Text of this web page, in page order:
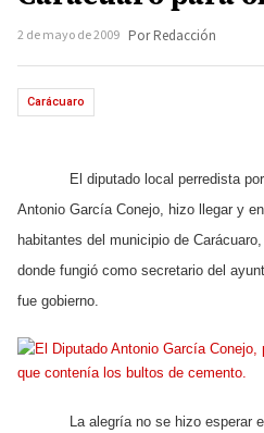
2 de mayo de 2009 Por Redacción
Carácuaro
El diputado local perredista
Antonio García Conejo, hizo llegar y
habitantes del municipio de
donde fungió como secretario del
fue gobierno.
La alegría no se hizo esperar